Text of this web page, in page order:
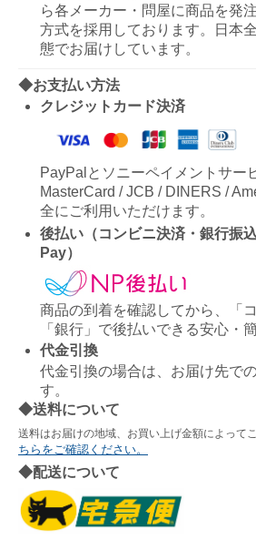
ら各メーカー・問屋に商品を発
方式を採用しております。日本
態でお届けしています。
◆お支払い方法
クレジットカード決済
PayPalとソニーペイメントサー
MasterCard / JCB / DINERS /
全にご利用いただけます。
後払い（コンビニ決済・銀行振
Pay）
商品の到着を確認してから、「
「銀行」で後払いできる安心・
代金引換
代金引換の場合は、お届け先で
す。
◆送料について
送料はお届けの地域、お買い上げ金額によって
ちらをご確認ください。
◆配送について